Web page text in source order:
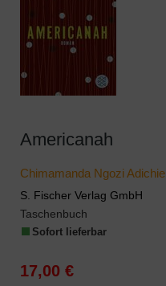
Americanah
Chimamanda Ngozi Adichie
S. Fischer Verlag GmbH
Taschenbuch
Sofort lieferbar
17,00 €